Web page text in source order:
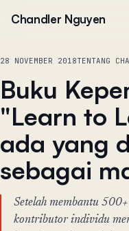
Chandler Nguyen
28 NOVEMBER 2018TENTANG
Buku
"Learn to
ada yang
sebagai
Setelah membantu
kontributor individu